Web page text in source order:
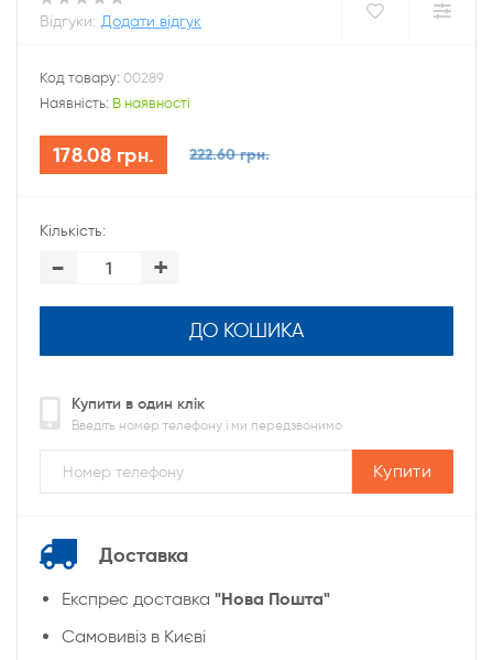
Відгуки: Додати відгук
Код товару: 00289
Наявність: В наявності
178.08 грн. 222.60 грн.
Кількість:
- +
ДО КОШИКА
Купити в один клік
Введіть номер телефону і ми передзвонимо
Купити
Доставка
Експрес доставка "Нова Пошта"
Cамовивіз в Києві